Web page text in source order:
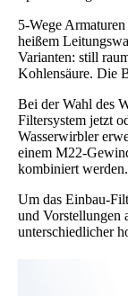
5-Wege
heißem
Varianten: still
Kohlensäure. Die
Bei der Wahl des
Filtersystem jetzt
Wasserwirbler
einem M22-
kombiniert werden.
Um das Einbau-
und Vorstellungen
unterschiedlicher